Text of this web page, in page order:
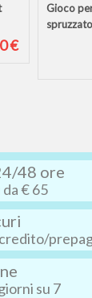
€
Gioco
48 ore
€ 65
su 7